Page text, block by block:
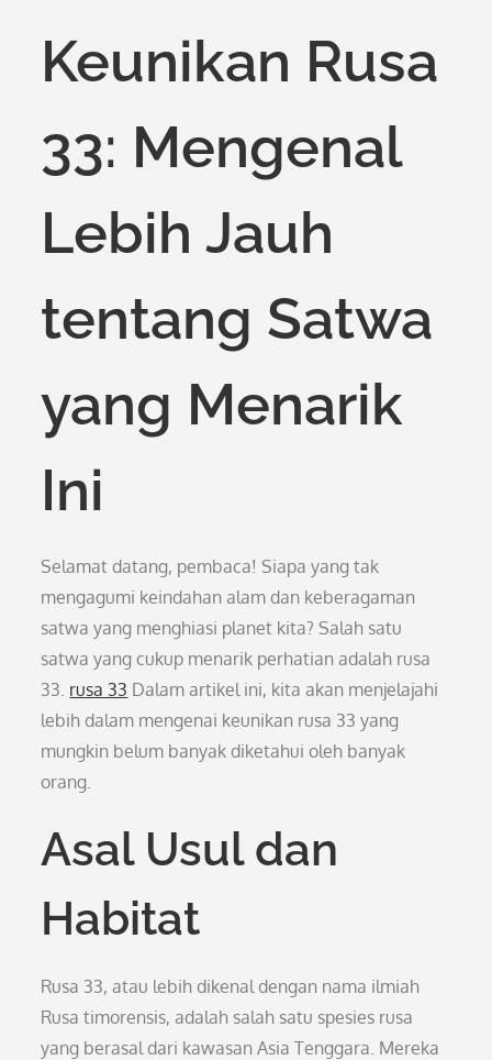
Keunikan Rusa
33: Mengenal
Lebih Jauh
tentang Satwa
yang Menarik
Ini
Selamat datang, pembaca! Siapa yang tak
mengagumi keindahan alam dan keberagaman
satwa yang menghiasi planet kita? Salah satu
satwa yang cukup menarik perhatian adalah rusa
33. rusa 33 Dalam artikel ini, kita akan menjelajahi
lebih dalam mengenai keunikan rusa 33 yang
mungkin belum banyak diketahui oleh banyak
orang.
Asal Usul dan
Habitat
Rusa 33, atau lebih dikenal dengan nama ilmiah
Rusa timorensis, adalah salah satu spesies rusa
yang berasal dari kawasan Asia Tenggara. Mereka